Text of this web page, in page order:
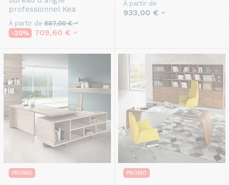
professionnel Kea
À partir de 887,00 €HT
-20% 709,60 € HT
À partir de
933,00 € HT
PROMO PROMO